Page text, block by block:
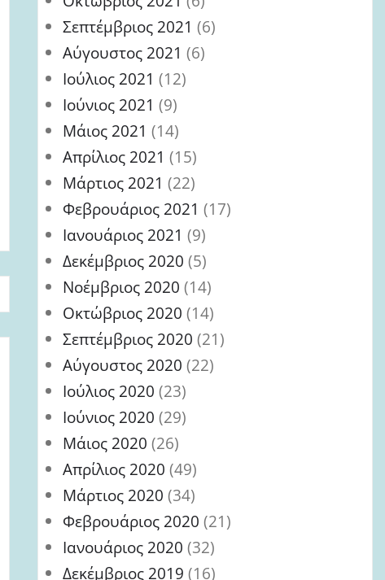
Σεπτέμβριος 2021 (6)
Αύγουστος 2021 (6)
Ιούλιος 2021 (12)
Ιούνιος 2021 (9)
Μάιος 2021 (14)
Απρίλιος 2021 (15)
Μάρτιος 2021 (22)
Φεβρουάριος 2021 (17)
Ιανουάριος 2021 (9)
Δεκέμβριος 2020 (5)
Νοέμβριος 2020 (14)
Οκτώβριος 2020 (14)
Σεπτέμβριος 2020 (21)
Αύγουστος 2020 (22)
Ιούλιος 2020 (23)
Ιούνιος 2020 (29)
Μάιος 2020 (26)
Απρίλιος 2020 (49)
Μάρτιος 2020 (34)
Φεβρουάριος 2020 (21)
Ιανουάριος 2020 (32)
Δεκέμβριος 2019 (16)